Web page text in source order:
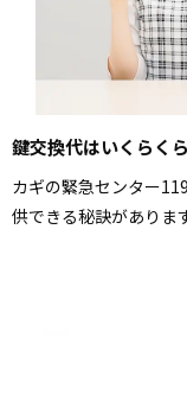
鍵交換代はいくらく
カギの緊急センター
供できる秘訣がありま